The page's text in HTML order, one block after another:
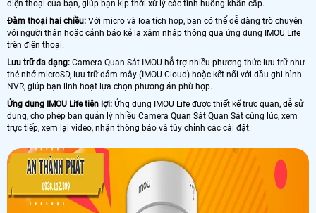
điện thoại của bạn, giúp bạn kịp thời xử lý các tình huống khẩn cấp.
Đàm thoại hai chiều: Với micro và loa tích hợp, bạn có thể dễ dàng trò chuyện
với người thân hoặc cảnh báo kẻ lạ xâm nhập thông qua ứng dụng IMOU Life
trên điện thoại.
Lưu trữ đa dạng: Camera Quan Sát IMOU hỗ trợ nhiều phương thức lưu trữ như
thẻ nhớ microSD, lưu trữ đám mây (IMOU Cloud) hoặc kết nối với đầu ghi hình
NVR, giúp bạn linh hoạt lựa chọn phương án phù hợp.
Ứng dụng IMOU Life tiện lợi: Ứng dụng IMOU Life được thiết kế trực quan, dễ sử
dụng, cho phép bạn quản lý nhiều Camera Quan Sát Quan Sát cùng lúc, xem
trực tiếp, xem lại video, nhận thông báo và tùy chỉnh các cài đặt.